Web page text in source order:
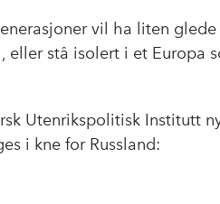
vil ha liten
eller stå isolert i et Europa
Utenrikspolitisk Institutt
i kne for Russland: